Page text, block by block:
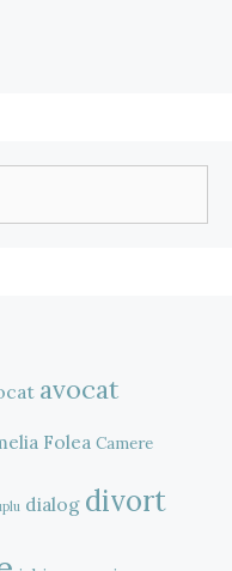
avocat
Folea Camere
dialog divort